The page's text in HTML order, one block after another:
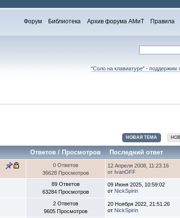
Форум Библиотека Архив форума АМиТ Правила
"Соло на клавиатуре" - поддержим
НОВАЯ ТЕМА
Ответов /Просмотров Последний ответ
0 Ответов
36628 Просмотров
12 Апреля 2008, 11:23:16
от IvanOFF
89 Ответов
63284 Просмотров
09 Июня 2025, 10:59:02
от NickSpirin
2 Ответов
9605 Просмотров
20 Ноября 2022, 21:51:26
от NickSpirin